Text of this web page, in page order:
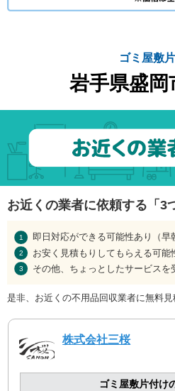
ゴミ屋敷
岩手県盛岡
お近くの業者に依頼する「3
即日対応ができる可能性あり（早
お安く見積もりしてもらえる可能
その他、ちょっとしたサービスを
是非、お近くの不用品回収業者に無料見
株式会社三桜
ゴミ屋敷片付け